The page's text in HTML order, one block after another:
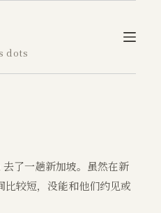
dots
了一趟新加坡。虽然在新
较短，没能和他们约见或